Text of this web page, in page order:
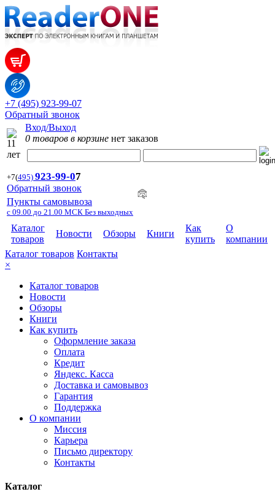
+7 (495) 923-99-07
Обратный звонок
Вход/Выход
0 товаров в корзине нет заказов
+7(495) 923-99-07
Обратный звонок
Пункты самовывоза
с 09.00 до 21.00 МСК Без выходных
Каталог
товаров
Новости Обзоры Книги
Как
купить
О
компании
Каталог товаров Контакты
×
Каталог товаров
Новости
Обзоры
Книги
Как купить
Оформление заказа
Оплата
Кредит
Яндекс. Касса
Доставка и самовывоз
Гарантия
Поддержка
О компании
Миссия
Карьера
Письмо директору
Контакты
Каталог